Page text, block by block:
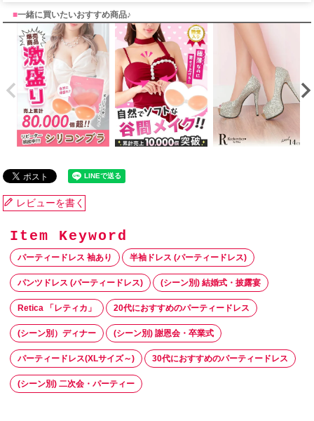
■一緒に買いたいおすすめ商品♪
レビューを書く
パーティードレス 袖あり 半袖ドレス (パーティードレス)
パンツドレス (パーティードレス) (シーン別) 結婚式・披露宴
Retica 「レティカ」 20代におすすめのパーティードレス
(シーン別）ディナー (シーン別) 謝恩会・卒業式
パーティードレス(XLサイズ～) 30代におすすめのパーティードレス
(シーン別) 二次会・パーティー